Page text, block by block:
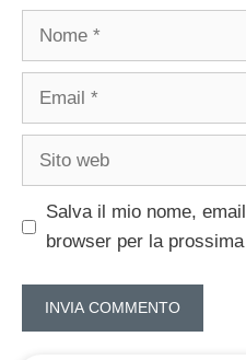
Nome
Email
Sito
Salva il mio nome,
browser per la